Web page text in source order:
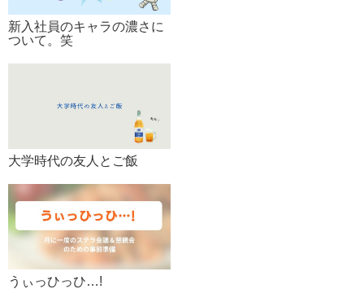
新入社員のキャラの濃さに
ついて。笑
大学時代の友人とご飯
うぃっひっひ…!